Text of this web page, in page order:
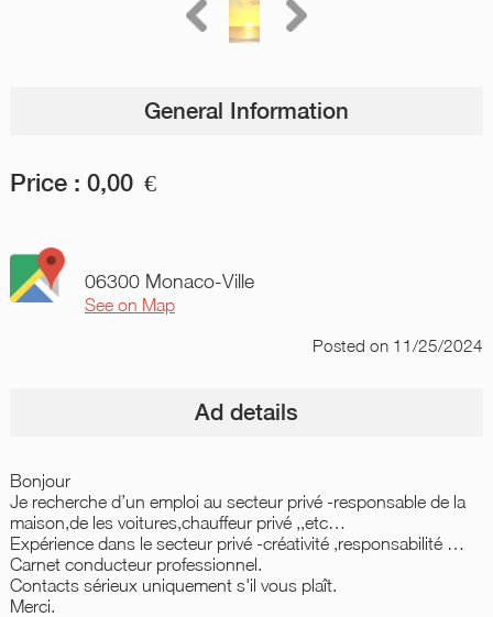
General Information
Price : 0,00 €
06300 Monaco-Ville
See on Map
Postedon 11/25/2024
Ad details
Bonjour
Je recherche d’un emploi au secteur privé -responsable de la
maison,de les voitures,chauffeur privé ,,etc…
Expérience dans le secteur privé -créativité ,responsabilité …
Carnet conducteur professionnel.
Contacts sérieux uniquement s'il vous plaît.
Merci.